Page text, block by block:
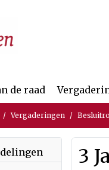
de raad
Vergaderingen
3